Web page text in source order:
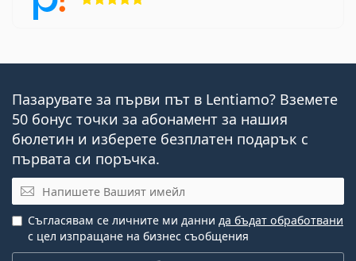
Пазарувате за първи път в Lentiamo? Вземете
50 бонус точки за абонамент за нашия
бюлетин и изберете безплатен подарък с
първата си поръчка.
Имейл
Съгласявам се личните ми данни да бъдат обработвани
с цел изпращане на бизнес съобщения